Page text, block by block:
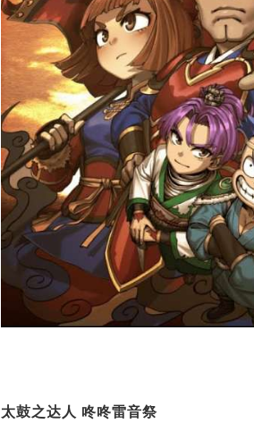
太鼓之达人 咚咚雷音祭